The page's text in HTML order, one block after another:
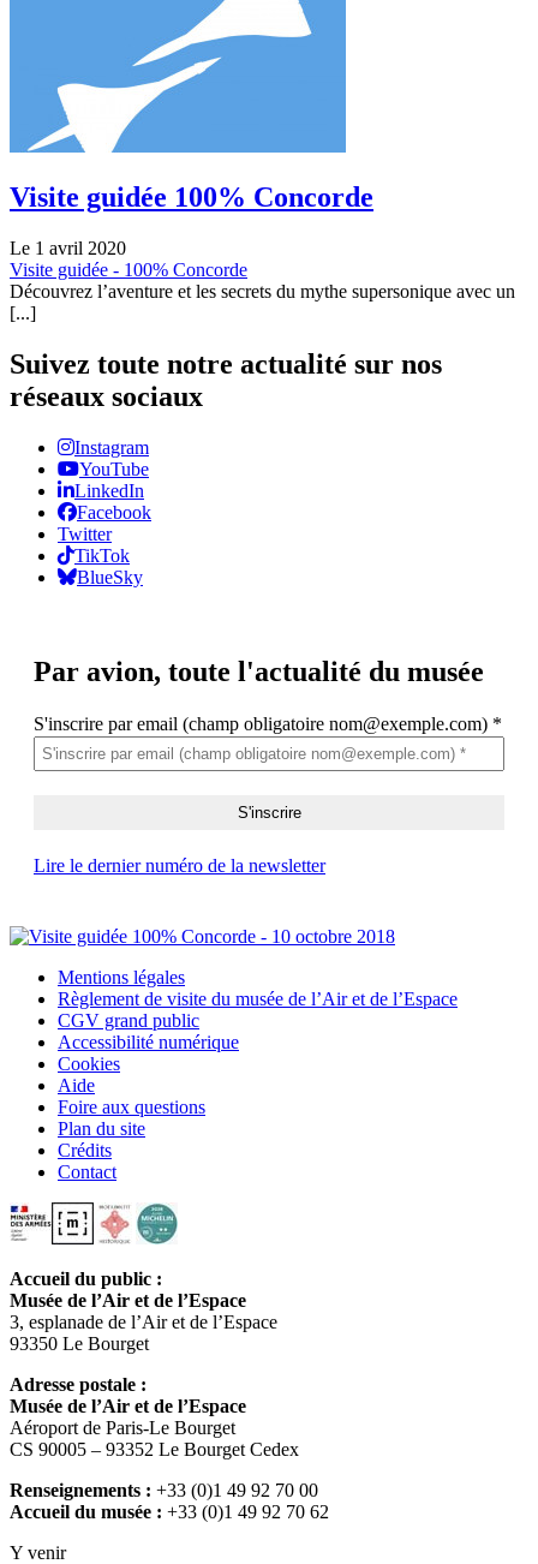
Visite guidée 100% Concorde
Le 1 avril 2020
Visite guidée - 100% Concorde
Découvrez l’aventure et les secrets du mythe supersonique avec un
[...]
Suivez toute notre actualité sur nos
réseaux sociaux
Instagram
YouTube
LinkedIn
Facebook
Twitter
TikTok
BlueSky
Par avion, toute l'actualité du musée
S'inscrire par email (champ obligatoire nom@exemple.com) *
Lire le dernier numéro de la newsletter
Mentions légales
Règlement de visite du musée de l’Air et de l’Espace
CGV grand public
Accessibilité numérique
Cookies
Aide
Foire aux questions
Plan du site
Crédits
Contact
Accueil du public :
Musée de l’Air et de l’Espace
3, esplanade de l’Air et de l’Espace
93350 Le Bourget
Adresse postale :
Musée de l’Air et de l’Espace
Aéroport de Paris-Le Bourget
CS 90005 – 93352 Le Bourget Cedex
Renseignements : +33 (0)1 49 92 70 00
Accueil du musée : +33 (0)1 49 92 70 62
Y venir